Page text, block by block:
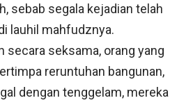
sebab segala kejadian telah
lauhil mahfudznya.
secara seksama, orang yang
reruntuhan bangunan,
dengan tenggelam, mereka